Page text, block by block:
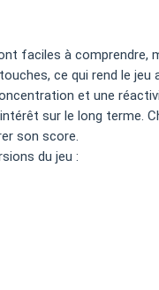
faciles à comprendre,
ce qui rend le
et une
sur le long terme.
son score.
du jeu :